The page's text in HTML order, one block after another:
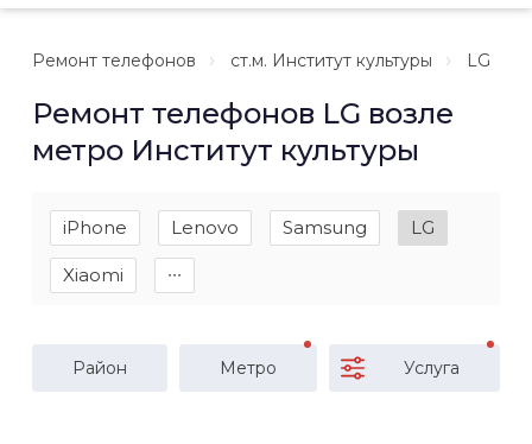
Ремонт телефонов ст.м. Институт культуры LG
Ремонт телефонов LG возле
метро Институт культуры
iPhone Lenovo Samsung LG
Xiaomi ∙∙∙
Район Метро Услуга